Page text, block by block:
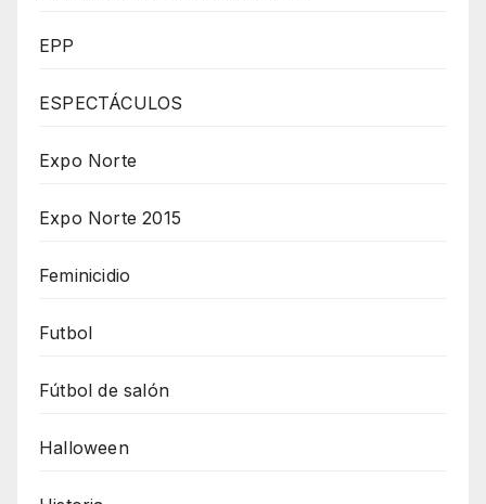
EPP
ESPECTÁCULOS
Expo Norte
Expo Norte 2015
Feminicidio
Futbol
Fútbol de salón
Halloween